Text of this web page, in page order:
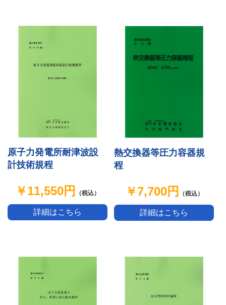
原子力発電所耐津波設
計技術規程
￥11,550円 （税込）
詳細はこちら
熱交換器等圧力容器規
程
￥7,700円 （税込）
詳細はこちら